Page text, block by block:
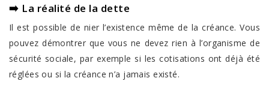
➡️ La réalité de la dette
Il est possible de nier l’existence même de la créance. Vous
pouvez démontrer que vous ne devez rien à l’organisme de
sécurité sociale, par exemple si les cotisations ont déjà été
réglées ou si la créance n’a jamais existé.